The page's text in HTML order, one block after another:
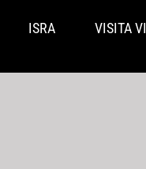
ISRA VISITA